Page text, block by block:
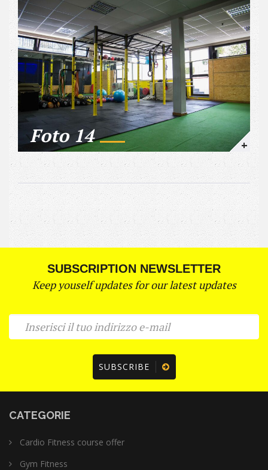
Foto 14 +
SUBSCRIPTION NEWSLETTER
Keep youself updates for our latest updates
SUBSCRIBE
CATEGORIE
Cardio Fitness course offer
Gym Fitness